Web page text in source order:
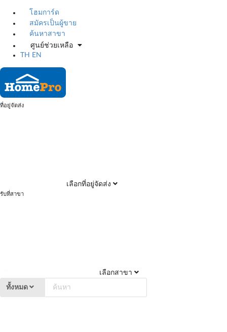
โฮมการ์ด
สมัครเป็นผู้ขาย
ค้นหาสาขา
ศูนย์ช่วยเหลือ
TH
EN
ที่อยู่จัดส่ง
เลือกที่อยู่จัดส่ง
รับที่สาขา
เลือกสาขา
ทั้งหมด